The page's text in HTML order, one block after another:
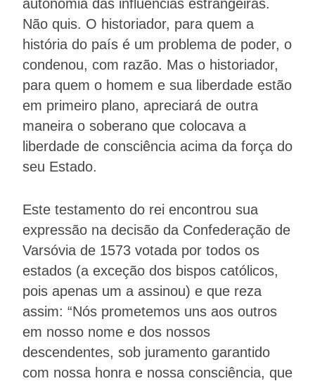
autonomia das influências estrangeiras.
Não quis. O historiador, para quem a
história do país é um problema de poder, o
condenou, com razão. Mas o historiador,
para quem o homem e sua liberdade estão
em primeiro plano, apreciará de outra
maneira o soberano que colocava a
liberdade de consciência acima da força do
seu Estado.
Este testamento do rei encontrou sua
expressão na decisão da Confederação de
Varsóvia de 1573 votada por todos os
estados (a exceção dos bispos católicos,
pois apenas um a assinou) e que reza
assim: “Nós prometemos uns aos outros
em nosso nome e dos nossos
descendentes, sob juramento garantido
com nossa honra e nossa consciência, que